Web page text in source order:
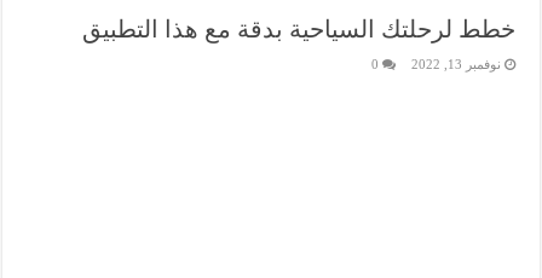
خطط لرحلتك السياحية بدقة مع هذا التطبيق
نوفمبر 13, 2022 0